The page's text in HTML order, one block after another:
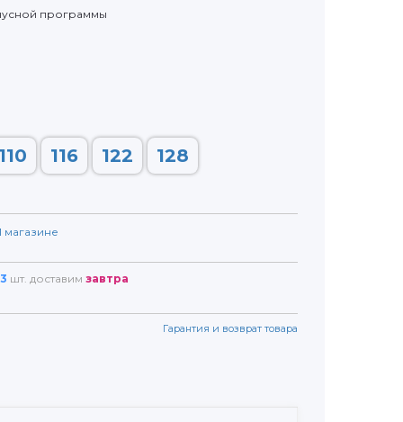
программы
110 116 122 128
магазине
3 шт. доставим завтра
Гарантия и возврат товара